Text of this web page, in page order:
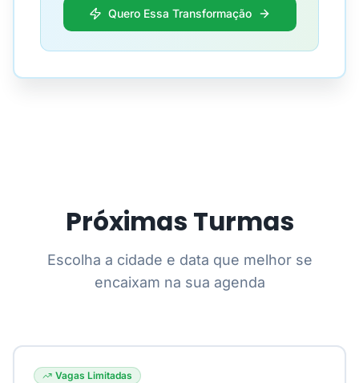
Quero Essa Transformação
Próximas Turmas
Escolha a cidade e data que melhor se
encaixam na sua agenda
Vagas Limitadas